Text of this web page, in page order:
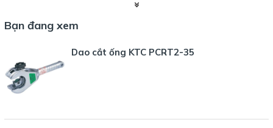
Bạn đang xem
Dao cắt ống KTC PCRT2-35